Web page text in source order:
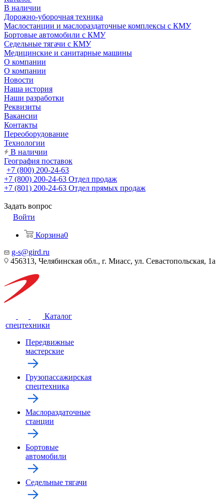
В наличии
Дорожно-уборочная техника
Маслостанции и маслораздаточные комплексы с КМУ
Бортовые автомобили с КМУ
Седельные тягачи с КМУ
Медицинские и санитарные машины
О компании
О компании
Новости
Наша история
Наши разработки
Реквизиты
Вакансии
Контакты
Переоборудование
Технологии
В наличии
География поставок
+7 (800) 200-24-63
+7 (800) 200-24-63 Отдел продаж
+7 (801) 200-24-63 Отдел прямых продаж
Задать вопрос
Войти
Корзина0
g-s@gird.ru
456313, Челябинская обл., г. Миасс, ул. Севастопольская, 1а
Каталог
спецтехники
Передвижные
мастерские
Грузопассажирская
спецтехника
Маслораздаточные
станции
Бортовые
автомобили
Седельные тягачи